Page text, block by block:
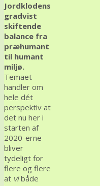
Jordklodens
gradvist
skiftende
balance fra
præhumant
til humant
miljø.
Temaet
handler om
hele dét
perspektiv at
det nu her i
starten af
2020-erne
bliver
tydeligt for
flere og flere
at vibåde